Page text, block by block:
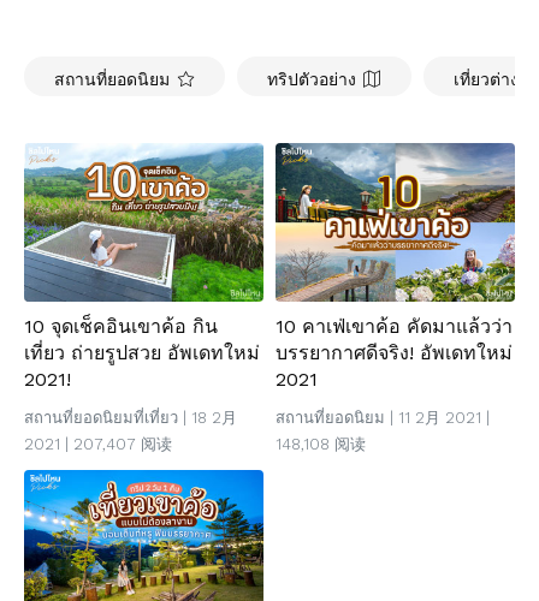
สถานที่ยอดนิยม ทริปตัวอย่าง เที่ยวต่างป
10 จุดเช็คอินเขาค้อ กิน
เที่ยว ถ่ายรูปสวย อัพเดทใหม่
2021!
สถานที่ยอดนิยมที่เที่ยว | 18 2月
2021 | 207,407 阅读
10 คาเฟ่เขาค้อ คัดมาแล้วว่า
บรรยากาศดีจริง! อัพเดทใหม่
2021
สถานที่ยอดนิยม | 11 2月 2021 |
148,108 阅读